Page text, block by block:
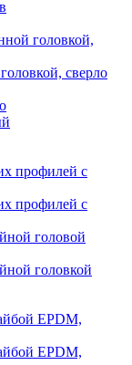
головкой,
сверло
профилей с
профилей с
головой
головкой
EPDM,
EPDM,